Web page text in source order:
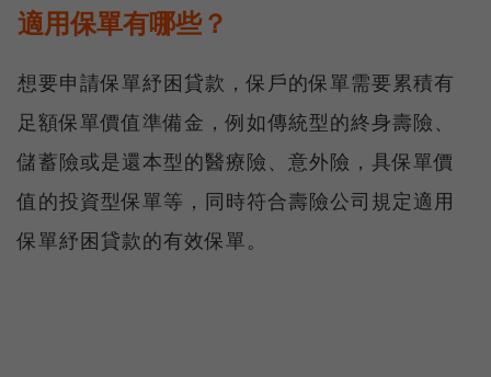
適用保單有哪些？
想要申請保單紓困貸款，保戶的保單需要累積有
足額保單價值準備金，例如傳統型的終身壽險、
儲蓄險或是還本型的醫療險、意外險，具保單價
值的投資型保單等，同時符合壽險公司規定適用
保單紓困貸款的有效保單。